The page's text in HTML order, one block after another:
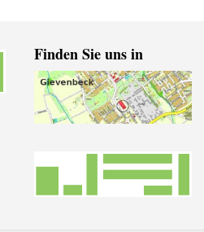
Finden Sie uns in